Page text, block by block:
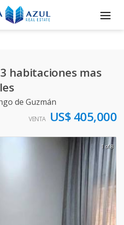
habitaciones mas
de Guzmán
VENTA US$ 405,000
1 of 8